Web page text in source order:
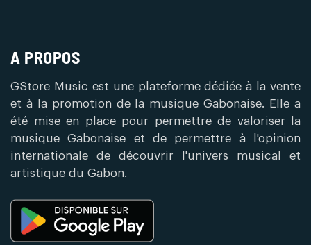
A PROPOS
GStore Music est une plateforme dédiée à la vente
et à la promotion de la musique Gabonaise. Elle a
été mise en place pour permettre de valoriser la
musique Gabonaise et de permettre à l'opinion
internationale de découvrir l'univers musical et
artistique du Gabon.